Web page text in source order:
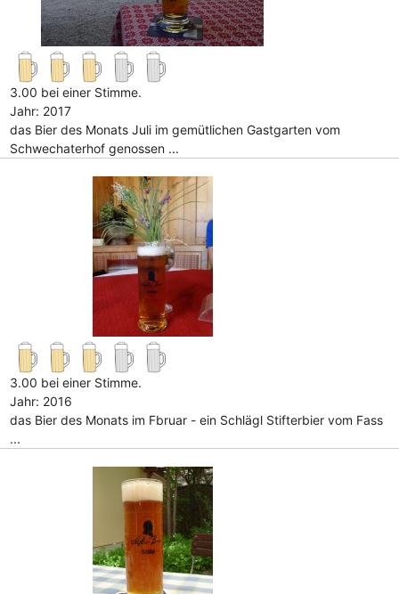
3.00 bei einer Stimme.
Jahr: 2017
das Bier des Monats Juli im gemütlichen Gastgarten vom
Schwechaterhof genossen ...
3.00 bei einer Stimme.
Jahr: 2016
das Bier des Monats im Fbruar - ein Schlägl Stifterbier vom Fass
...